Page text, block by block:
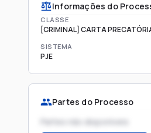
Informações do
CLASSE
[CRIMINAL] CARTA
SISTEMA
PJE
Partes do Processo
Partes não disponíveis